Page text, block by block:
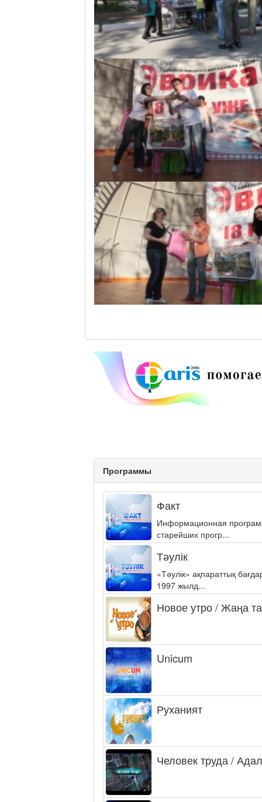
Программы
Факт
Информационная
старейших прогр...
Тәулік
«Тәулік» ақпараттық
1997 жылд...
Новое утро / Жаңа
Unicum
Руханият
Человек труда /